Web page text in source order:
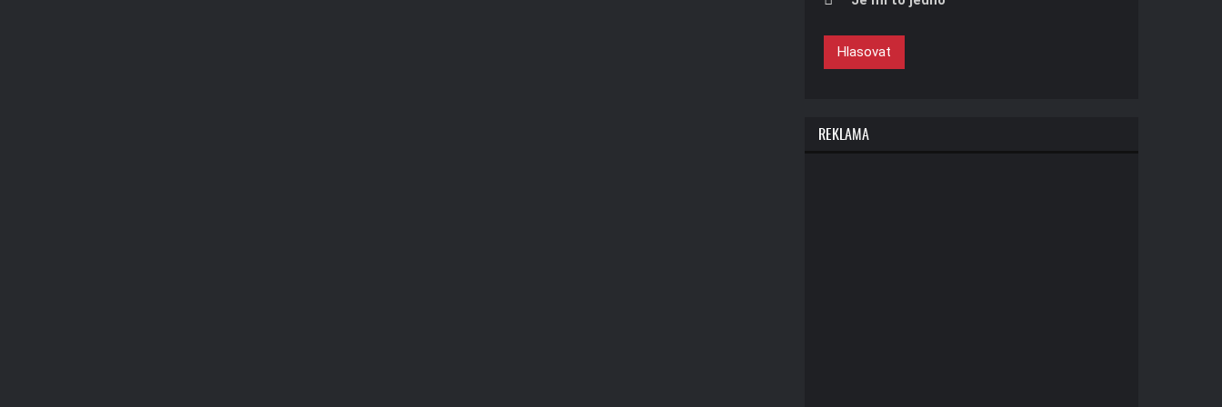
Hlasovat
REKLAMA